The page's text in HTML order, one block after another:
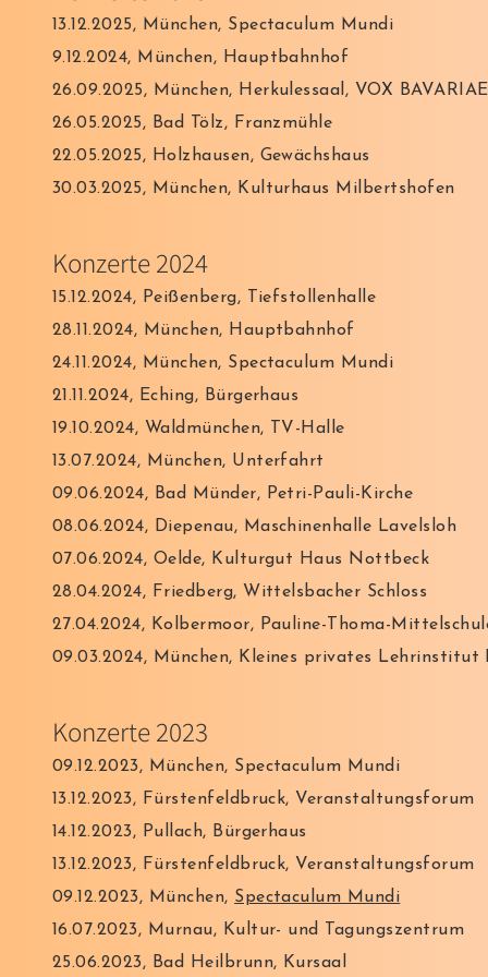
13.12.2025, München, Spectaculum Mundi
9.12.2024, München, Hauptbahnhof
26.09.2025, München, Herkulessaal, VOX
26.05.2025, Bad Tölz, Franzmühle
22.05.2025, Holzhausen, Gewächshaus
30.03.2025, München, Kulturhaus Milbertshofen
Konzerte 2024
15.12.2024, Peißenberg, Tiefstollenhalle
28.11.2024, München, Hauptbahnhof
24.11.2024, München, Spectaculum Mundi
21.11.2024, Eching, Bürgerhaus
19.10.2024, Waldmünchen, TV-Halle
13.07.2024, München, Unterfahrt
09.06.2024, Bad Münder, Petri-Pauli-Kirche
08.06.2024, Diepenau, Maschinenhalle Lavelsloh
07.06.2024, Oelde, Kulturgut Haus Nottbeck
28.04.2024, Friedberg, Wittelsbacher Schloss
27.04.2024, Kolbermoor, Pauline-Thoma-
09.03.2024, München, Kleines privates Lehrinstitut
Konzerte 2023
09.12.2023, M ünchen, Spectaculum Mundi
13.12.2023, Fürstenfeldbruck, Veranstaltungsforum
14.12.2023, Pullac h, Bürgerhaus
13.12.2023, Fürstenfeldbruck, Veranstaltungsforum
09.12.2023, München, Spectaculum Mundi
16.07.2023, Murnau, Kultur- und Tagungszentrum
25.06.2023, Bad Heilbrunn, Kursaal